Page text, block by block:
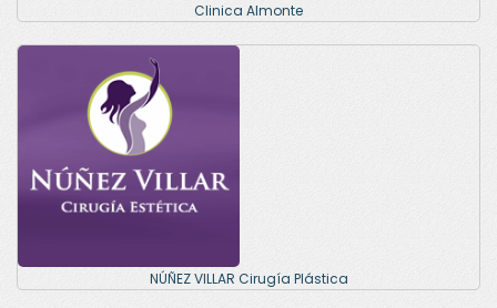
Clinica Almonte
NÚÑEZ VILLAR Cirugía Plástica